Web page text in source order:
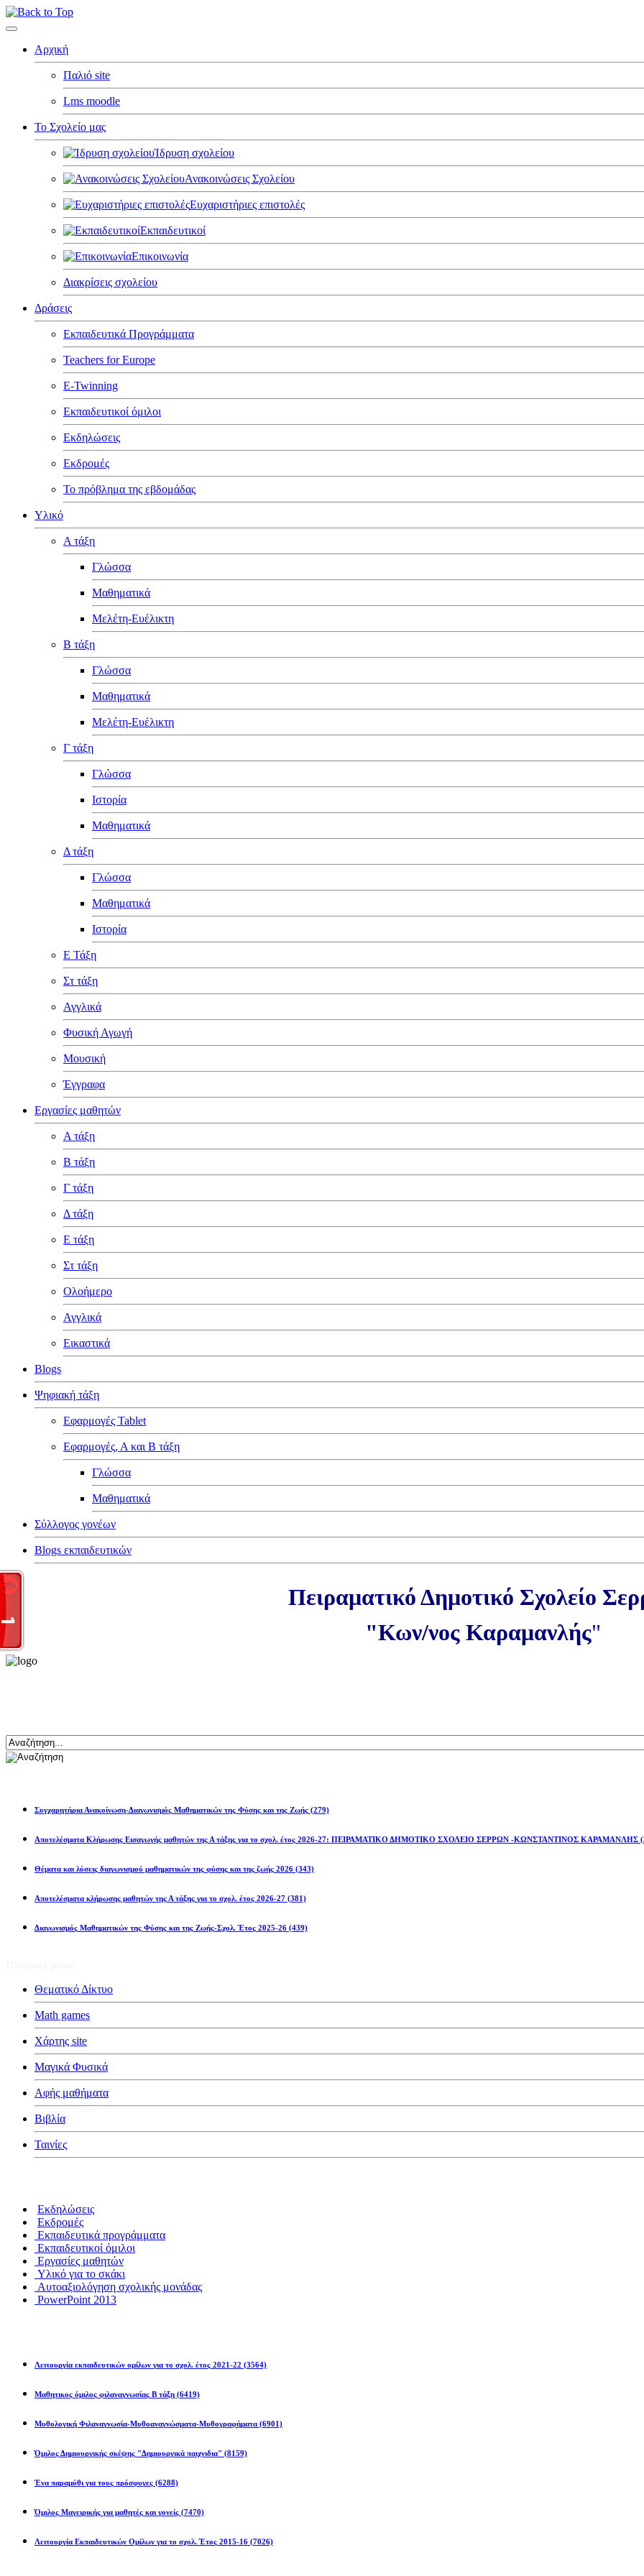
Αρχική
Παλιό site
Lms moodle
Το Σχολείο μας
Ίδρυση σχολείου
Ανακοινώσεις Σχολείου
Ευχαριστήριες επιστολές
Εκπαιδευτικοί
Επικοινωνία
Διακρίσεις σχολείου
Δράσεις
Εκπαιδευτικά Προγράμματα
Teachers for Europe
E-Twinning
Εκπαιδευτικοί όμιλοι
Εκδηλώσεις
Εκδρομές
Το πρόβλημα της εβδομάδας
Υλικό
Α τάξη
Γλώσσα
Μαθηματικά
Μελέτη-Ευέλικτη
Β τάξη
Γλώσσα
Μαθηματικά
Μελέτη-Ευέλικτη
Γ τάξη
Γλώσσα
Ιστορία
Μαθηματικά
Δ τάξη
Γλώσσα
Μαθηματικά
Ιστορία
Ε Τάξη
Στ τάξη
Αγγλικά
Φυσική Αγωγή
Μουσική
Έγγραφα
Εργασίες μαθητών
Α τάξη
Β τάξη
Γ τάξη
Δ τάξη
Ε τάξη
Στ τάξη
Ολοήμερο
Αγγλικά
Εικαστικά
Blogs
Ψηφιακή τάξη
Εφαρμογές Tablet
Εφαρμογές, Α και Β τάξη
Γλώσσα
Μαθηματικά
Σύλλογος γονέων
Blogs εκπαιδευτικών
Πειραματικό Δημοτικό Σχολείο
"Κων/νος Καραμανλής"
Συγχαρητήρια Ανακοίνωση-Διαγωνισμός Μαθηματικών της Φύσης και της Ζωής (279)
Αποτελέσματα Κλήρωσης Εισαγωγής μαθητών της Α τάξης για το σχολ. έτος 2026-27: ΠΕΙΡΑΜΑΤΙΚΟ ΔΗΜΟΤΙΚΟ ΣΧΟΛΕΙΟ ΣΕΡΡΩΝ -ΚΩΝΣΤΑΝΤΙΝΟΣ ΚΑΡΑΜΑΝΛΗΣ
Θέματα και λύσεις διαγωνισμού μαθηματικών της φύσης και της ζωής 2026 (343)
Αποτελέσματα κλήρωσης μαθητών της Α τάξης για το σχολ. έτος 2026-27 (381)
Διαγωνισμός Μαθηματικών της Φύσης και της Ζωής-Σχολ. Έτος 2025-26 (439)
Θεματικό Δίκτυο
Math games
Χάρτης site
Μαγικά Φυσικά
Αφής μαθήματα
Βιβλία
Ταινίες
Εκδηλώσεις
Εκδρομές
Εκπαιδευτικά προγράμματα
Εκπαιδευτικοί όμιλοι
Εργασίες μαθητών
Υλικό για το σκάκι
Αυτοαξιολόγηση σχολικής μονάδας
PowerPoint 2013
Λειτουργία εκπαιδευτικών ομίλων για το σχολ. έτος 2021-22 (3564)
Μαθητικος όμιλος φιλαναγνωσίας Β τάξη (6419)
Μυθολογική Φιλαναγνωσία-Μυθοαναγνώσματα-Μυθογραφήματα (6901)
Όμιλος Δημιουργικής σκέψης "Δημιουργικά παιχνιδια" (8159)
Ένα παραμύθι για τους πρόσφυγες (6288)
Όμιλος Μαγειρικής για μαθητές και γονείς (7470)
Λειτουργία Εκπαιδευτικών Ομίλων για το σχολ. Έτος 2015-16 (7026)